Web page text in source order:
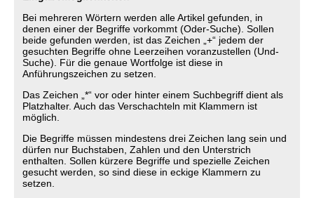
Bei mehreren Wörtern werden alle Artikel gefunden, in
denen einer der Begriffe vorkommt (Oder-Suche). Sollen
beide gefunden werden, ist das Zeichen „+“ jedem der
gesuchten Begriffe ohne Leerzeihen voranzustellen (Und-
Suche). Für die genaue Wortfolge ist diese in
Anführungszeichen zu setzen.
Das Zeichen „*“ vor oder hinter einem Suchbegriff dient als
Platzhalter. Auch das Verschachteln mit Klammern ist
möglich.
Die Begriffe müssen mindestens drei Zeichen lang sein und
dürfen nur Buchstaben, Zahlen und den Unterstrich
enthalten. Sollen kürzere Begriffe und spezielle Zeichen
gesucht werden, so sind diese in eckige Klammern zu
setzen.